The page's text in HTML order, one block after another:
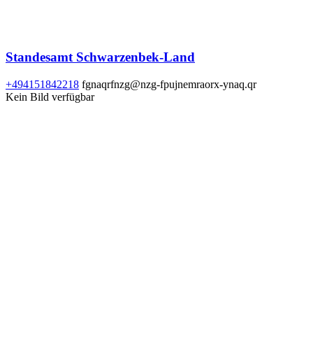
Standesamt Schwarzenbek-Land
+494151842218 fgnaqrfnzg@nzg-fpujnemraorx-ynaq.qr
Kein Bild verfügbar